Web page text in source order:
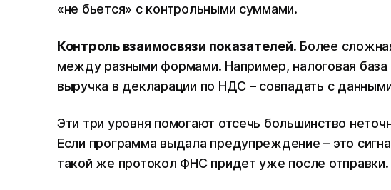
«не бьется» с контрольными суммами.
Контроль взаимосвязи показателей. Более
между разными формами. Например, налоговая база
выручка в декларации по НДС – совпадать с
Эти три уровня помогают отсечь большинство
Если программа выдала предупреждение – это
такой же протокол ФНС придет уже после отправки.